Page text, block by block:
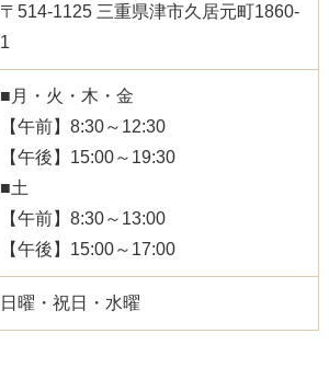
〒514-1125 三重県津市久居元町1860-
1
■月・火・木・金
【午前】8:30～12:30
【午後】15:00～19:30
■土
【午前】8:30～13:00
【午後】15:00～17:00
日曜・祝日・水曜